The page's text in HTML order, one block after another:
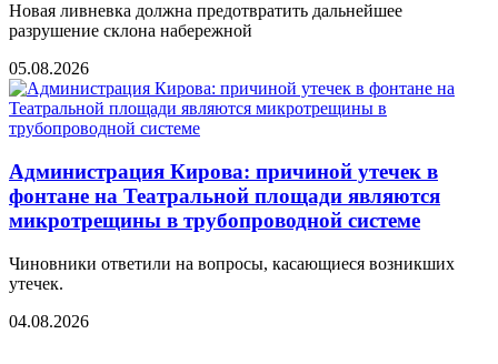
Новая ливневка должна предотвратить дальнейшее
разрушение склона набережной
05.08.2026
Администрация Кирова: причиной утечек в
фонтане на Театральной площади являются
микротрещины в трубопроводной системе
Чиновники ответили на вопросы, касающиеся возникших
утечек.
04.08.2026